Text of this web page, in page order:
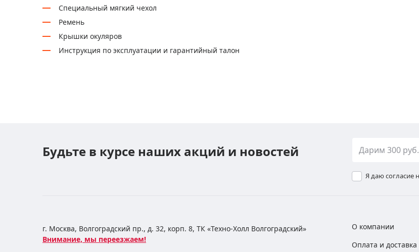
Специальный мягкий чехол
Ремень
Крышки окуляров
Инструкция по эксплуатации и гарантийный талон
Будьте в курсе наших акций и новостей
Я даю согласие
г. Москва, Волгоградский пр., д. 32, корп. 8, ТК «Техно-Холл Волгоградский»
Внимание, мы переезжаем!
О компании
Оплата и доставка